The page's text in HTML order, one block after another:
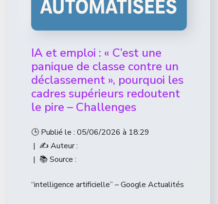
IA et emploi : « C’est une
panique de classe contre un
déclassement », pourquoi les
cadres supérieurs redoutent
le pire – Challenges
🕒 Publié le : 05/06/2026 à 18:29
| ✍️ Auteur :
| 📚 Source :
“intelligence artificielle” – Google Actualités